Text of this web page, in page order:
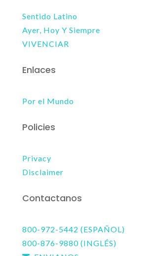
Sentido Latino
Ayer, Hoy Y Siempre
VIVENCIAR
Enlaces
Por el Mundo
Policies
Privacy
Disclaimer
Contactanos
800-972-5442 (ESPAÑOL)
800-876-9880 (INGLÉS)